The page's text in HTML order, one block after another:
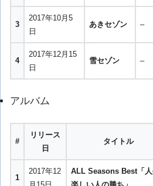
3
2017年10月5
日
あきセゾン –
4
2017年12月15
日
雪セゾン –
アルバム
#
リリース
日
タイトル
1
2017年12
ALL Seasons Best「人